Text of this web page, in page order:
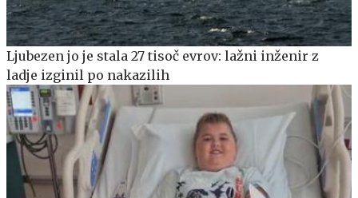
Ljubezen jo je stala 27 tisoč evrov: lažni inženir z
ladje izginil po nakazilih